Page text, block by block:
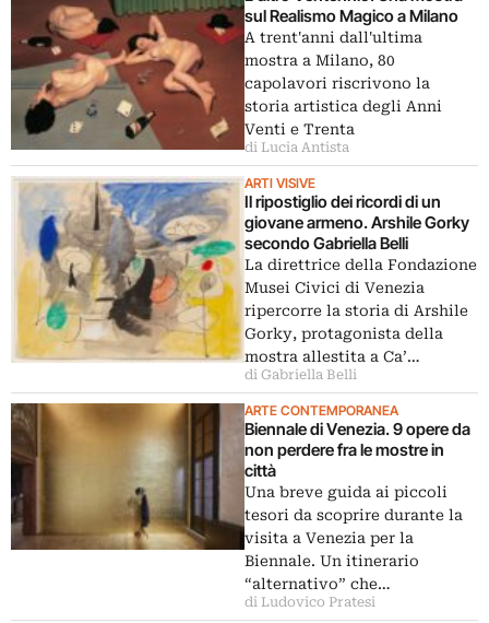
sul Realismo Magico a Milano
A trent'anni dall'ultima
mostra a Milano, 80
capolavori riscrivono la
storia artistica degli Anni
Venti e Trenta
di Lucia Antista
ARTI VISIVE
Il ripostiglio dei ricordi di un
giovane armeno. Arshile Gorky
secondo Gabriella Belli
La direttrice della Fondazione
Musei Civici di Venezia
ripercorre la storia di Arshile
Gorky, protagonista della
mostra allestita a Ca’…
di Gabriella Belli
ARTE CONTEMPORANEA
Biennale di Venezia. 9 opere da
non perdere fra le mostre in
città
Una breve guida ai piccoli
tesori da scoprire durante la
visita a Venezia per la
Biennale. Un itinerario
“alternativo” che…
di Ludovico Pratesi